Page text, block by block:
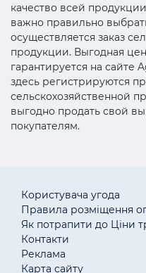
качество всей
важно правильно
осуществляется заказ
продукции. Выгодная
гарантируется на сайте
здесь регистрируются
сельскохозяйственной
выгодно продать свой
покупателям.
Користувача угода
Правила розміщення
Як потрапити до Ціни
Контакти
Реклама
Карта сайту